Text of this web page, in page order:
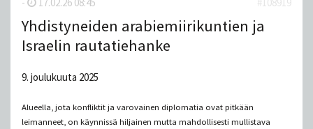
Yhdistyneiden arabiemiirikuntien ja
Israelin rautatiehanke
9. joulukuuta 2025
Alueella, jota konfliktit ja varovainen diplomatia ovat pitkään
leimanneet, on käynnissä hiljainen mutta mahdollisesti mullistava